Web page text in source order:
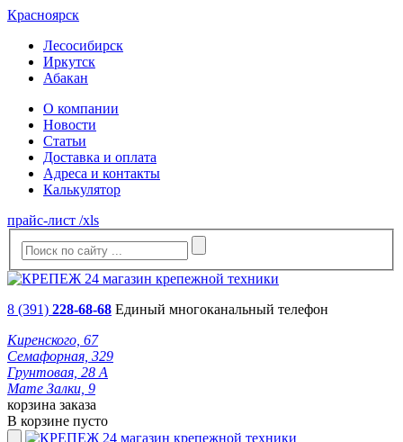
Красноярск
Лесосибирск
Иркутск
Абакан
О компании
Новости
Статьи
Доставка и оплата
Адреса и контакты
Калькулятор
прайс-лист /xls
8 (391) 228-68-68 Единый многоканальный телефон
Киренского, 67
Семафорная, 329
Грунтовая, 28 А
Мате Залки, 9
корзина заказа
В корзине пусто